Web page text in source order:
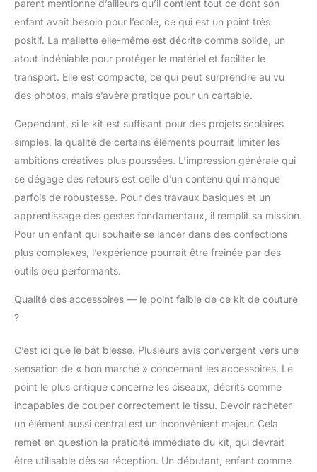
parent mentionne d’ailleurs qu’il contient tout ce dont son
enfant avait besoin pour l’école, ce qui est un point très
positif. La mallette elle-même est décrite comme solide, un
atout indéniable pour protéger le matériel et faciliter le
transport. Elle est compacte, ce qui peut surprendre au vu
des photos, mais s’avère pratique pour un cartable.
Cependant, si le kit est suffisant pour des projets scolaires
simples, la qualité de certains éléments pourrait limiter les
ambitions créatives plus poussées. L’impression générale qui
se dégage des retours est celle d’un contenu qui manque
parfois de robustesse. Pour des travaux basiques et un
apprentissage des gestes fondamentaux, il remplit sa mission.
Pour un enfant qui souhaite se lancer dans des confections
plus complexes, l’expérience pourrait être freinée par des
outils peu performants.
Qualité des accessoires — le point faible de ce kit de couture
?
C’est ici que le bât blesse. Plusieurs avis convergent vers une
sensation de « bon marché » concernant les accessoires. Le
point le plus critique concerne les ciseaux, décrits comme
incapables de couper correctement le tissu. Devoir racheter
un élément aussi central est un inconvénient majeur. Cela
remet en question la praticité immédiate du kit, qui devrait
être utilisable dès sa réception. Un débutant, enfant comme